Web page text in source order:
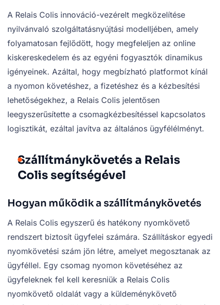
A Relais Colis innováció-vezérelt megközelítése
nyilvánvaló szolgáltatásnyújtási modelljében, amely
folyamatosan fejlődött, hogy megfeleljen az online
kiskereskedelem és az egyéni fogyasztók dinamikus
igényeinek. Azáltal, hogy megbízható platformot kínál
a nyomon követéshez, a fizetéshez és a kézbesítési
lehetőségekhez, a Relais Colis jelentősen
leegyszerűsítette a csomagkézbesítéssel kapcsolatos
logisztikát, ezáltal javítva az általános ügyfélélményt.
Szállítmánykövetés a Relais
Colis segítségével
Hogyan működik a szállítmánykövetés
A Relais Colis egyszerű és hatékony nyomkövető
rendszert biztosít ügyfelei számára. Szállításkor egyedi
nyomkövetési szám jön létre, amelyet megosztanak az
ügyféllel. Egy csomag nyomon követéséhez az
ügyfeleknek fel kell keresniük a Relais Colis
nyomkövető oldalát vagy a küldeménykövető